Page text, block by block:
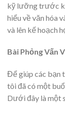
kỹ lưỡng trước
hiểu về văn hóa
và lên kế hoạch
Bài Phỏng Vấn
Để giúp các bạn
tôi đã có một
Dưới đây là một